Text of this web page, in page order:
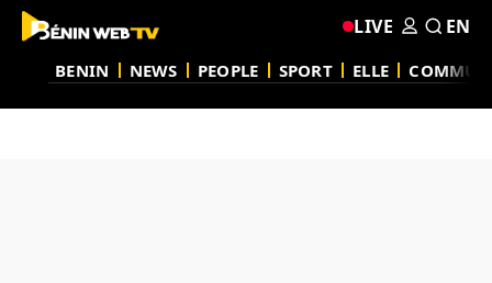
BENIN NEWS PEOPLE SPORT ELLE
LIVE EN